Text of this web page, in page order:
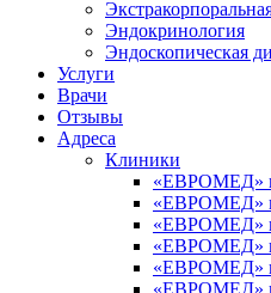
Эндокринология
Эндоскопическая
Услуги
Врачи
Отзывы
Адреса
Клиники
«ЕВРОМЕД»
«ЕВРОМЕД»
«ЕВРОМЕД»
«ЕВРОМЕД»
«ЕВРОМЕД»
«ЕВРОМЕД»